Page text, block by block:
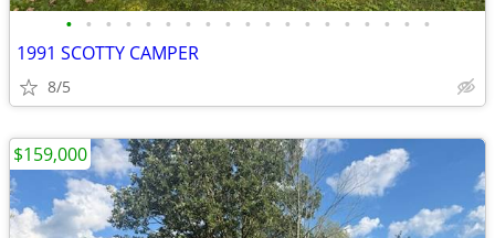
• • • • • • • • • • • • • • • • • • •
1991 SCOTTY CAMPER
8/5
$159,000